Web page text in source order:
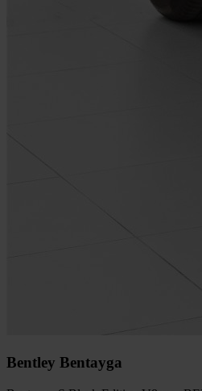
Bentley Bentayga